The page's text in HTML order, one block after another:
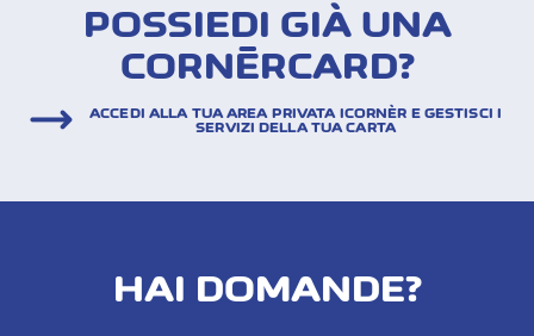
POSSIEDI GIÀ UNA
CORNÈRCARD?
ACCEDI ALLA TUA AREA PRIVATA ICORNÈR E GESTISCI I
SERVIZI DELLA TUA CARTA
HAI DOMANDE?